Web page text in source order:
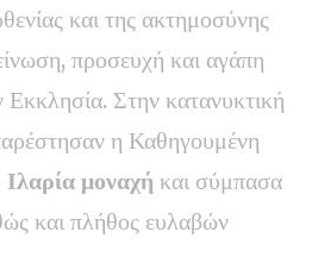
και της ακτημοσύνης
προσευχή και αγάπη
Στην κατανυκτική
η Καθηγουμένη
Ιλαρία μοναχή και σύμπασα
και πλήθος ευλαβών